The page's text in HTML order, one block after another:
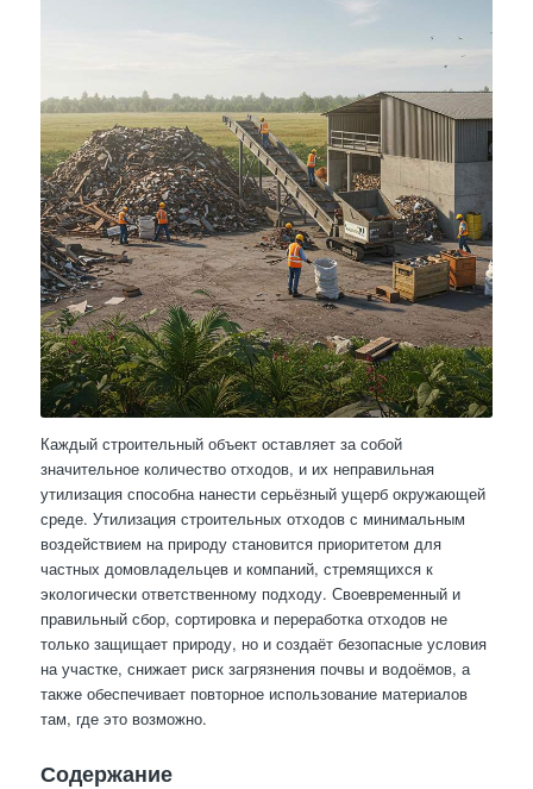
Каждый строительный объект оставляет за собой
значительное количество отходов, и их неправильная
утилизация способна нанести серьёзный ущерб окружающей
среде. Утилизация строительных отходов с минимальным
воздействием на природу становится приоритетом для
частных домовладельцев и компаний, стремящихся к
экологически ответственному подходу. Своевременный и
правильный сбор, сортировка и переработка отходов не
только защищает природу, но и создаёт безопасные условия
на участке, снижает риск загрязнения почвы и водоёмов, а
также обеспечивает повторное использование материалов
там, где это возможно.
Содержание